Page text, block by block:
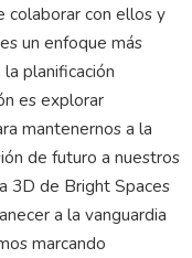
colaborar con ellos y
un enfoque más
planificación
es explorar
mantenernos a la
de futuro a nuestros
3D de Bright Spaces
a la vanguardia
marcando